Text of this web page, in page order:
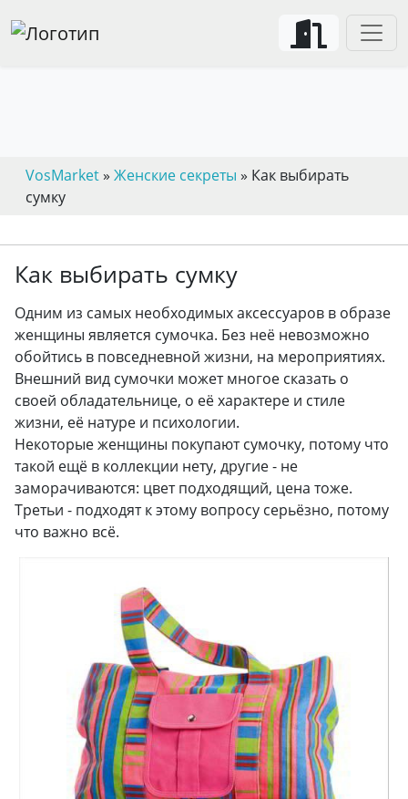
VosMarket» Женские секреты » Как выбирать
сумку
Как выбирать сумку
Одним из самых необходимых аксессуаров в образе
женщины является сумочка. Без неё невозможно
обойтись в повседневной жизни, на мероприятиях.
Внешний вид сумочки может многое сказать о
своей обладательнице, о её характере и стиле
жизни, её натуре и психологии.
Некоторые женщины покупают сумочку, потому что
такой ещё в коллекции нету, другие - не
заморачиваются: цвет подходящий, цена тоже.
Третьи - подходят к этому вопросу серьёзно, потому
что важно всё.